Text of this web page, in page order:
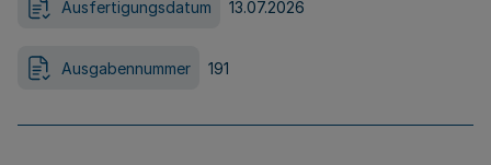
Ausfertigungsdatum 13.07.2026
Ausgabennummer 191